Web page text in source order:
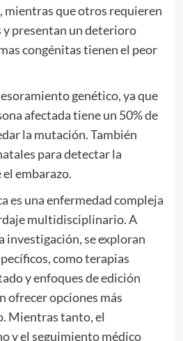
mientras que otros requieren
presentan un deterioro
congénitas tienen el peor
genético, ya que
afectada tiene un 50% de
la mutación. También
para detectar la
embarazo.
es una enfermedad compleja
multidisciplinario. A
investigación, se exploran
como terapias
y enfoques de edición
ofrecer opciones más
Mientras tanto, el
y el seguimiento médico